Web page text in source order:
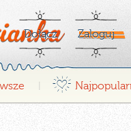
Dołącz Zaloguj
¤